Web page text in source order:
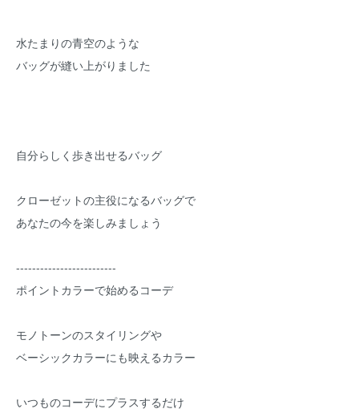
水たまりの青空のような
バッグが縫い上がりました
自分らしく歩き出せるバッグ
クローゼットの主役になるバッグで
あなたの今を楽しみましょう
-------------------------
ポイントカラーで始めるコーデ
モノトーンのスタイリングや
ベーシックカラーにも映えるカラー
いつものコーデにプラスするだけ